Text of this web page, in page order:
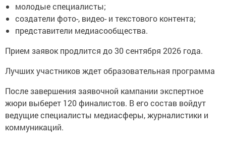
молодые специалисты;
создатели фото-, видео- и текстового контента;
представители медиасообщества.
Прием заявок продлится до 30 сентября 2026 года.
Лучших участников ждет образовательная программа
После завершения заявочной кампании экспертное
жюри выберет 120 финалистов. В его состав войдут
ведущие специалисты медиасферы, журналистики и
коммуникаций.